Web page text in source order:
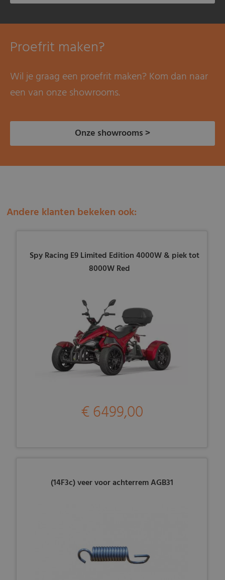
Proefrit maken?
Wil je graag een proefrit maken? Kom dan naar
een van onze showrooms.
Onze showrooms >
Andere klanten bekeken ook:
Spy Racing E9 Limited Edition 4000W & piek tot
8000W Red
€ 6499,00
(14F3c) veer voor achterrem AGB31